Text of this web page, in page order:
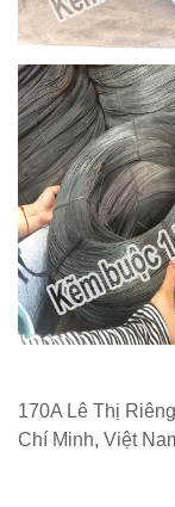
170A Lê Thị
Chí Minh, Việt